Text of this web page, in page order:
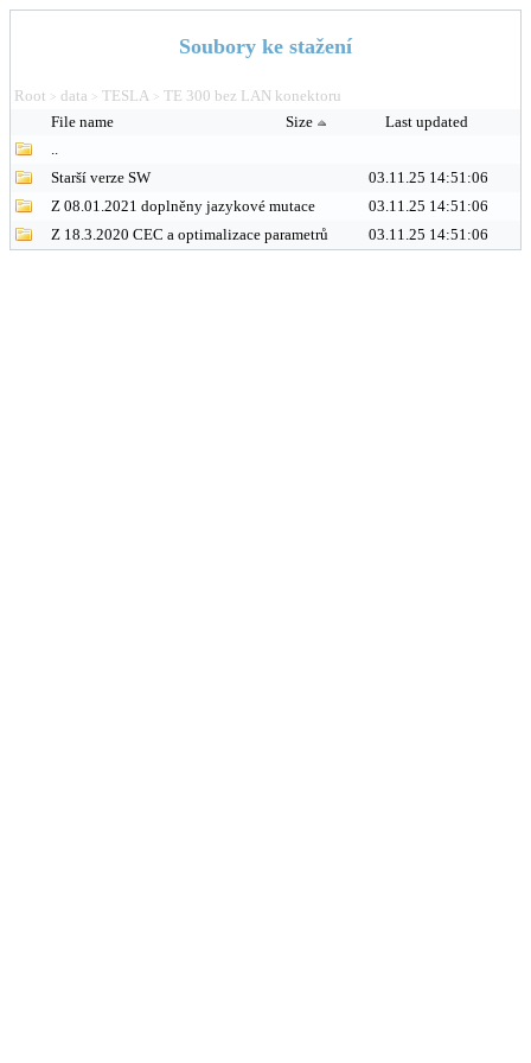
Soubory ke stažení
Root > data > TESLA > TE 300 bez LAN konektoru
File name
Size
Last updated
..
Starší verze SW
03.11.25 14:51:06
Z 08.01.2021 doplněny jazykové mutace
03.11.25 14:51:06
Z 18.3.2020 CEC a optimalizace parametrů
03.11.25 14:51:06